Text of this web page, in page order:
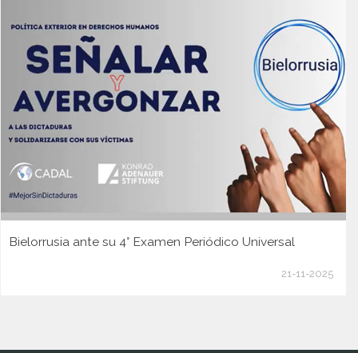
Bielorrusia ante su 4° Examen Periódico Universal
21-11-2025